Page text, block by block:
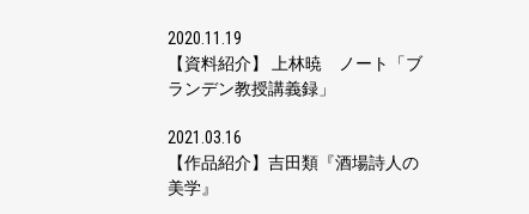
2020.11.19
【資料紹介】 上林暁 ノート「ブ
ランデン教授講義録」
2021.03.16
【作品紹介】吉田類『酒場詩人の
美学』